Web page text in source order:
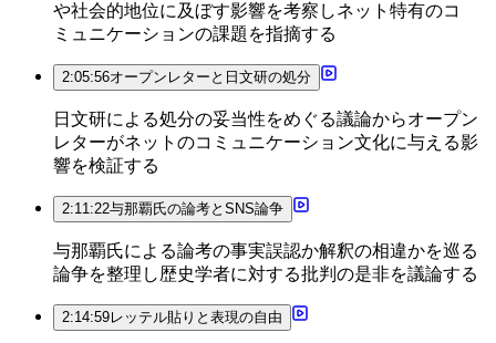
や社会的地位に及ぼす影響を考察しネット特有のコ
ミュニケーションの課題を指摘する
2:05:56オープンレターと日文研の処分
日文研による処分の妥当性をめぐる議論からオープン
レターがネットのコミュニケーション文化に与える影
響を検証する
2:11:22与那覇氏の論考とSNS論争
与那覇氏による論考の事実誤認か解釈の相違かを巡る
論争を整理し歴史学者に対する批判の是非を議論する
2:14:59レッテル貼りと表現の自由